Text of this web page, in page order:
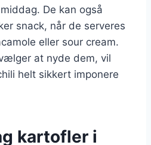
De kan også
snack, når de serveres
eller sour cream.
at nyde dem, vil
helt sikkert imponere
kartofler i